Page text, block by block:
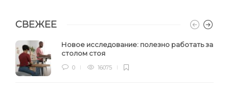
СВЕЖЕЕ
Новое исследование: полезно работать за
столом стоя
0 16075